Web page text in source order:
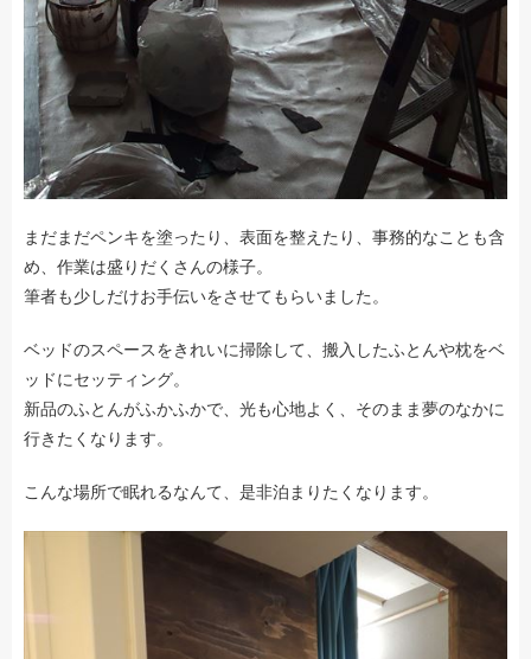
まだまだペンキを塗ったり、表面を整えたり、事務的なことも含
め、作業は盛りだくさんの様子。
筆者も少しだけお手伝いをさせてもらいました。
ベッドのスペースをきれいに掃除して、搬入したふとんや枕をベ
ッドにセッティング。
新品のふとんがふかふかで、光も心地よく、そのまま夢のなかに
行きたくなります。
こんな場所で眠れるなんて、是非泊まりたくなります。